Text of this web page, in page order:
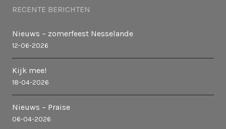
RECENTE BERICHTEN
Nieuws – zomerfeest Nesselande
12-06-2026
Kijk mee!
18-04-2026
Nieuws – Praise
06-04-2026